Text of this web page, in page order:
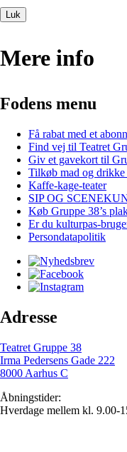
Luk
Mere info
Fodens menu
Få rabat med et
Find vej til Teatret
Giv et gavekort til
Tilkøb mad og
Kaffe-kage-teater
SIP OG
Køb Gruppe 38’s
Er du kulturpas-
Persondatapolitik
Adresse
Teatret Gruppe 38
Irma Pedersens Gade 222
8000 Aarhus C
Åbningstider:
Hverdage mellem kl. 9.00-